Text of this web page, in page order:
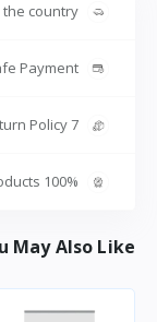
the country
Payment
7 Days Return Policy
100% Authentic Products
May Also Like